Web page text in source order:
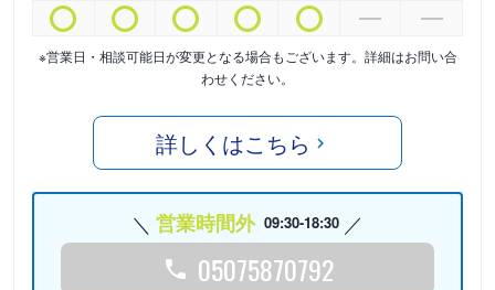
※営業日・相談可能日が変更となる場合もございます。詳細はお問い合
わせください。
詳しくはこちら
営業時間外 09:30-18:30
05075870792